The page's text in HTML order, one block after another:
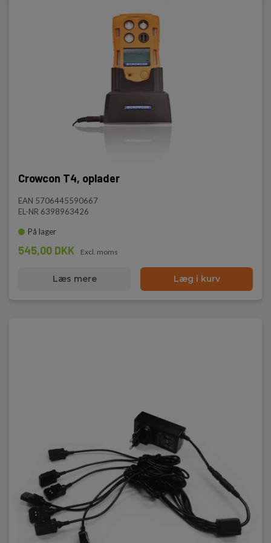
Crowcon T4, oplader
EAN 5706445590667
EL-NR 6398963426
På lager
545,00 DKK Excl. moms
Læs mere Læg i kurv